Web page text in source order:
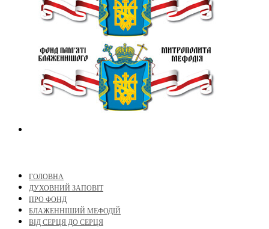
ГОЛОВНА
ДУХОВНИЙ ЗАПОВІТ
ПРО ФОНД
БЛАЖЕННІШИЙ МЕФОДІЙ
ВІД СЕРЦЯ ДО СЕРЦЯ